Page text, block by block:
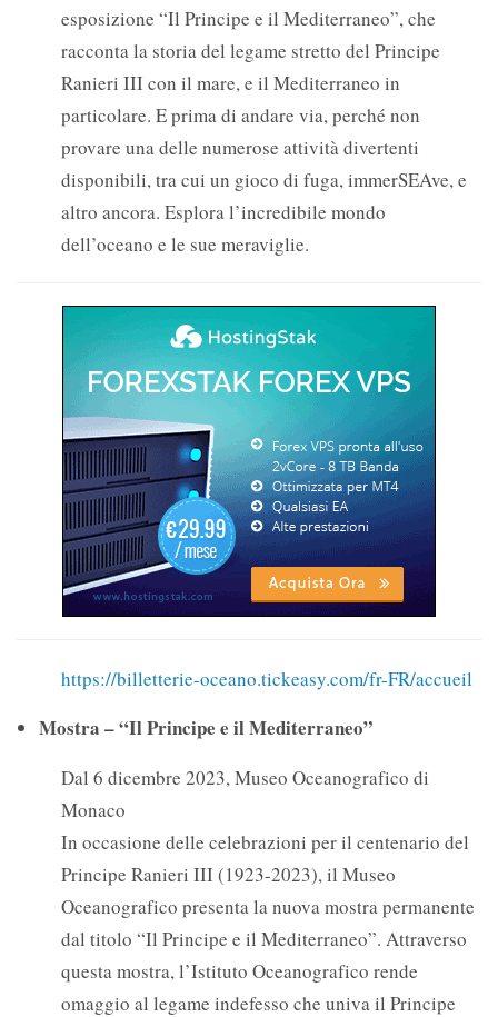
esposizione “Il Principe e il Mediterraneo”, che
racconta la storia del legame stretto del Principe
Ranieri III con il mare, e il Mediterraneo in
particolare. E prima di andare via, perché non
provare una delle numerose attività divertenti
disponibili, tra cui un gioco di fuga, immerSEAve, e
altro ancora. Esplora l’incredibile mondo
dell’oceano e le sue meraviglie.
https://billetterie-oceano.tickeasy.com/fr-FR/accueil
Mostra – “Il Principe e il Mediterraneo”
Dal 6 dicembre 2023, Museo Oceanografico di
Monaco
In occasione delle celebrazioni per il centenario del
Principe Ranieri III (1923-2023), il Museo
Oceanografico presenta la nuova mostra permanente
dal titolo “Il Principe e il Mediterraneo”. Attraverso
questa mostra, l’Istituto Oceanografico rende
omaggio al legame indefesso che univa il Principe